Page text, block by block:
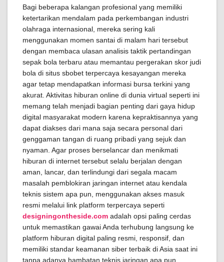
Bagi beberapa kalangan profesional yang memiliki
ketertarikan mendalam pada perkembangan industri
olahraga internasional, mereka sering kali
menggunakan momen santai di malam hari tersebut
dengan membaca ulasan analisis taktik pertandingan
sepak bola terbaru atau memantau pergerakan skor judi
bola di situs sbobet terpercaya kesayangan mereka
agar tetap mendapatkan informasi bursa terkini yang
akurat. Aktivitas hiburan online di dunia virtual seperti ini
memang telah menjadi bagian penting dari gaya hidup
digital masyarakat modern karena kepraktisannya yang
dapat diakses dari mana saja secara personal dari
genggaman tangan di ruang pribadi yang sejuk dan
nyaman. Agar proses berselancar dan menikmati
hiburan di internet tersebut selalu berjalan dengan
aman, lancar, dan terlindungi dari segala macam
masalah pemblokiran jaringan internet atau kendala
teknis sistem apa pun, menggunakan akses masuk
resmi melalui link platform terpercaya seperti
designingontheside.com adalah opsi paling cerdas
untuk memastikan gawai Anda terhubung langsung ke
platform hiburan digital paling resmi, responsif, dan
memiliki standar keamanan siber terbaik di Asia saat ini
tanpa adanya hambatan teknis jaringan apa pun.